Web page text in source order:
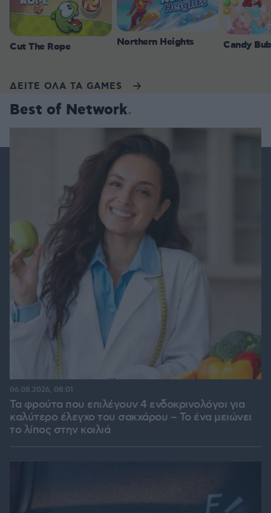
Cut The Rope Northern Heights Candy
ΔΕΙΤΕ ΟΛΑ ΤΑ GAMES
Best of Network
Τα φρούτα που επιλέγουν 4 ενδοκρινολόγοι για
καλύτερο έλεγχο του σακχάρου – Το ένα μειώνει
το λίπος στην κοιλιά
06.08.2026, 08:01